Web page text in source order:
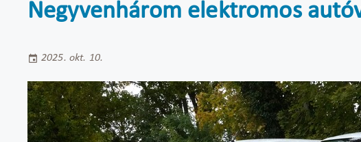
Negyvenhárom elektromos
2025. okt. 10.